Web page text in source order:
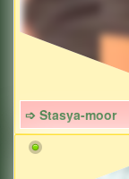
➩ Stasya-moor